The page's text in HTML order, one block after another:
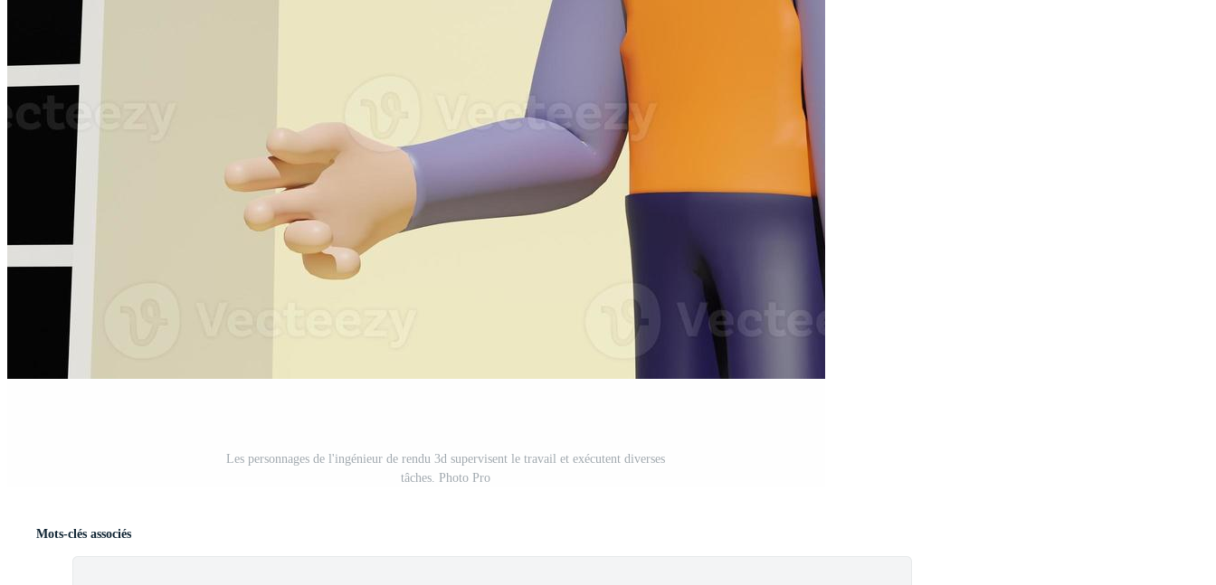
Les personnages de l'ingénieur de rendu 3d supervisent le travail et exécutent diverses
tâches. Photo Pro
Mots-clés associés